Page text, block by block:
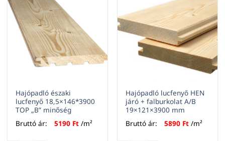
Hajópadló északi
lucfenyő 18,5×146*3900
TOP „B” minőség
Bruttó ár:
5190 Ft /m²
Hajópadló lucfenyő HEN
járó + falburkolat A/B
19×121×3900 mm
Bruttó ár:
5890 Ft /m²